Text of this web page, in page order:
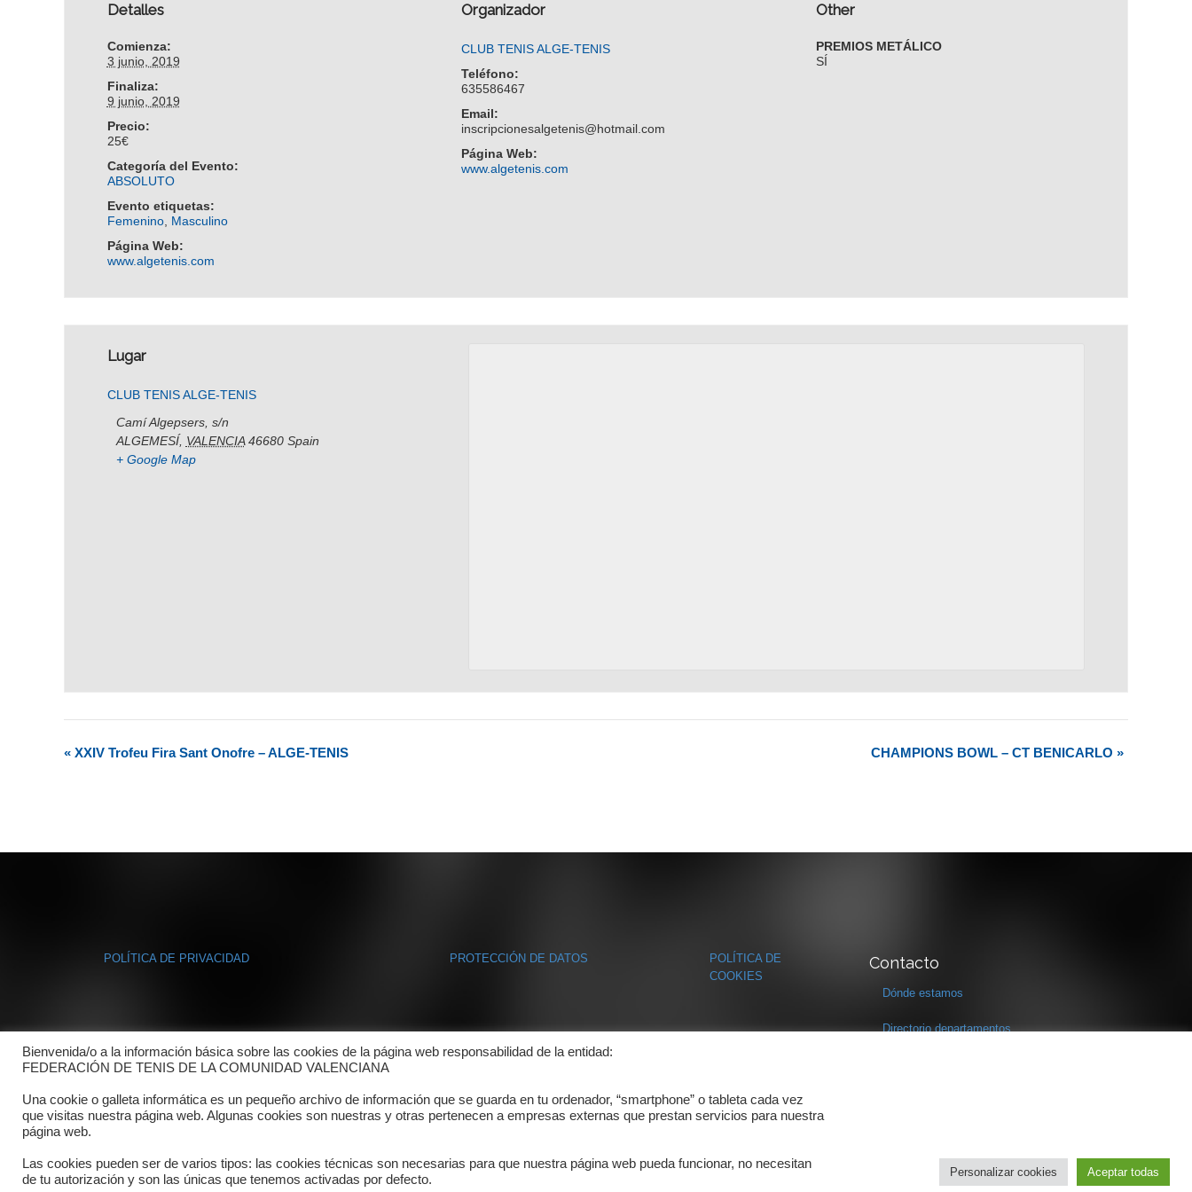
Detalles
Comienza:
3 junio, 2019
Finaliza:
9 junio, 2019
Precio:
25€
Categoría del Evento:
ABSOLUTO
Evento etiquetas:
Femenino, Masculino
Página Web:
www.algetenis.com
Organizador
CLUB TENIS ALGE-TENIS
Teléfono:
635586467
Email:
inscripcionesalgetenis@hotmail.com
Página Web:
www.algetenis.com
Other
PREMIOS METÁLICO
SÍ
Lugar
CLUB TENIS ALGE-TENIS
Camí Algepsers, s/n
ALGEMESÍ, VALENCIA 46680 Spain
+ Google Map
« XXIV Trofeu Fira Sant Onofre – ALGE-TENIS CHAMPIONS BOWL – CT BENICARLO »
POLÍTICA DE PRIVACIDAD PROTECCIÓN DE DATOS
POLÍTICA DE
COOKIES
Contacto
Dónde estamos
Directorio departamentos
Bienvenida/o a la información básica sobre las cookies de la página web responsabilidad de la entidad:
FEDERACIÓN DE TENIS DE LA COMUNIDAD VALENCIANA
Una cookie o galleta informática es un pequeño archivo de información que se guarda en tu ordenador, “smartphone” o tableta cada vez
que visitas nuestra página web. Algunas cookies son nuestras y otras pertenecen a empresas externas que prestan servicios para nuestra
página web.
Las cookies pueden ser de varios tipos: las cookies técnicas son necesarias para que nuestra página web pueda funcionar, no necesitan
de tu autorización y son las únicas que tenemos activadas por defecto.
Personalizar cookies Aceptar todas